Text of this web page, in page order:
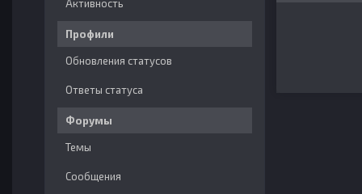
Активность
Профили
Обновления статусов
Ответы статуса
Форумы
Темы
Сообщения